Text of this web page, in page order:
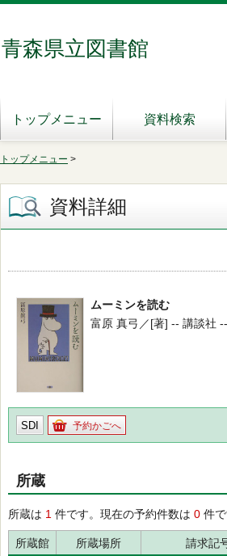
青森県立図書館
トップメニュー 資料検索
トップメニュー >
資料詳細
ムーミンを読む
富原 真弓／[著] -- 講談社
SDI 予約かごへ
所蔵
所蔵は 1 件です。現在の予約件数は 0 件で
所蔵館 所蔵場所 請求記